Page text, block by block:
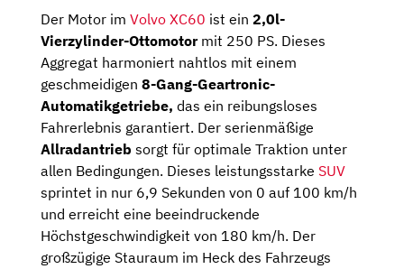
Der Motor im Volvo XC60 ist ein 2,0l-
Vierzylinder-Ottomotormit 250 PS. Dieses
Aggregat harmoniert nahtlos mit einem
geschmeidigen 8-Gang-Geartronic-
Automatikgetriebe, das ein reibungsloses
Fahrerlebnis garantiert. Der serienmäßige
Allradantrieb sorgt für optimale Traktion unter
allen Bedingungen. Dieses leistungsstarke SUV
sprintet in nur 6,9 Sekunden von 0 auf 100 km/h
und erreicht eine beeindruckende
Höchstgeschwindigkeit von 180 km/h. Der
großzügige Stauraum im Heck des Fahrzeugs